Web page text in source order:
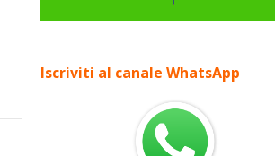
Iscriviti al canale WhatsApp